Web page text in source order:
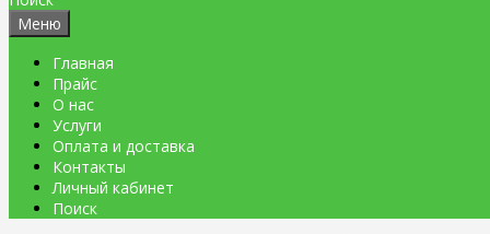
Меню
Главная
Прайс
О нас
Услуги
Оплата и доставка
Контакты
Личный кабинет
Поиск